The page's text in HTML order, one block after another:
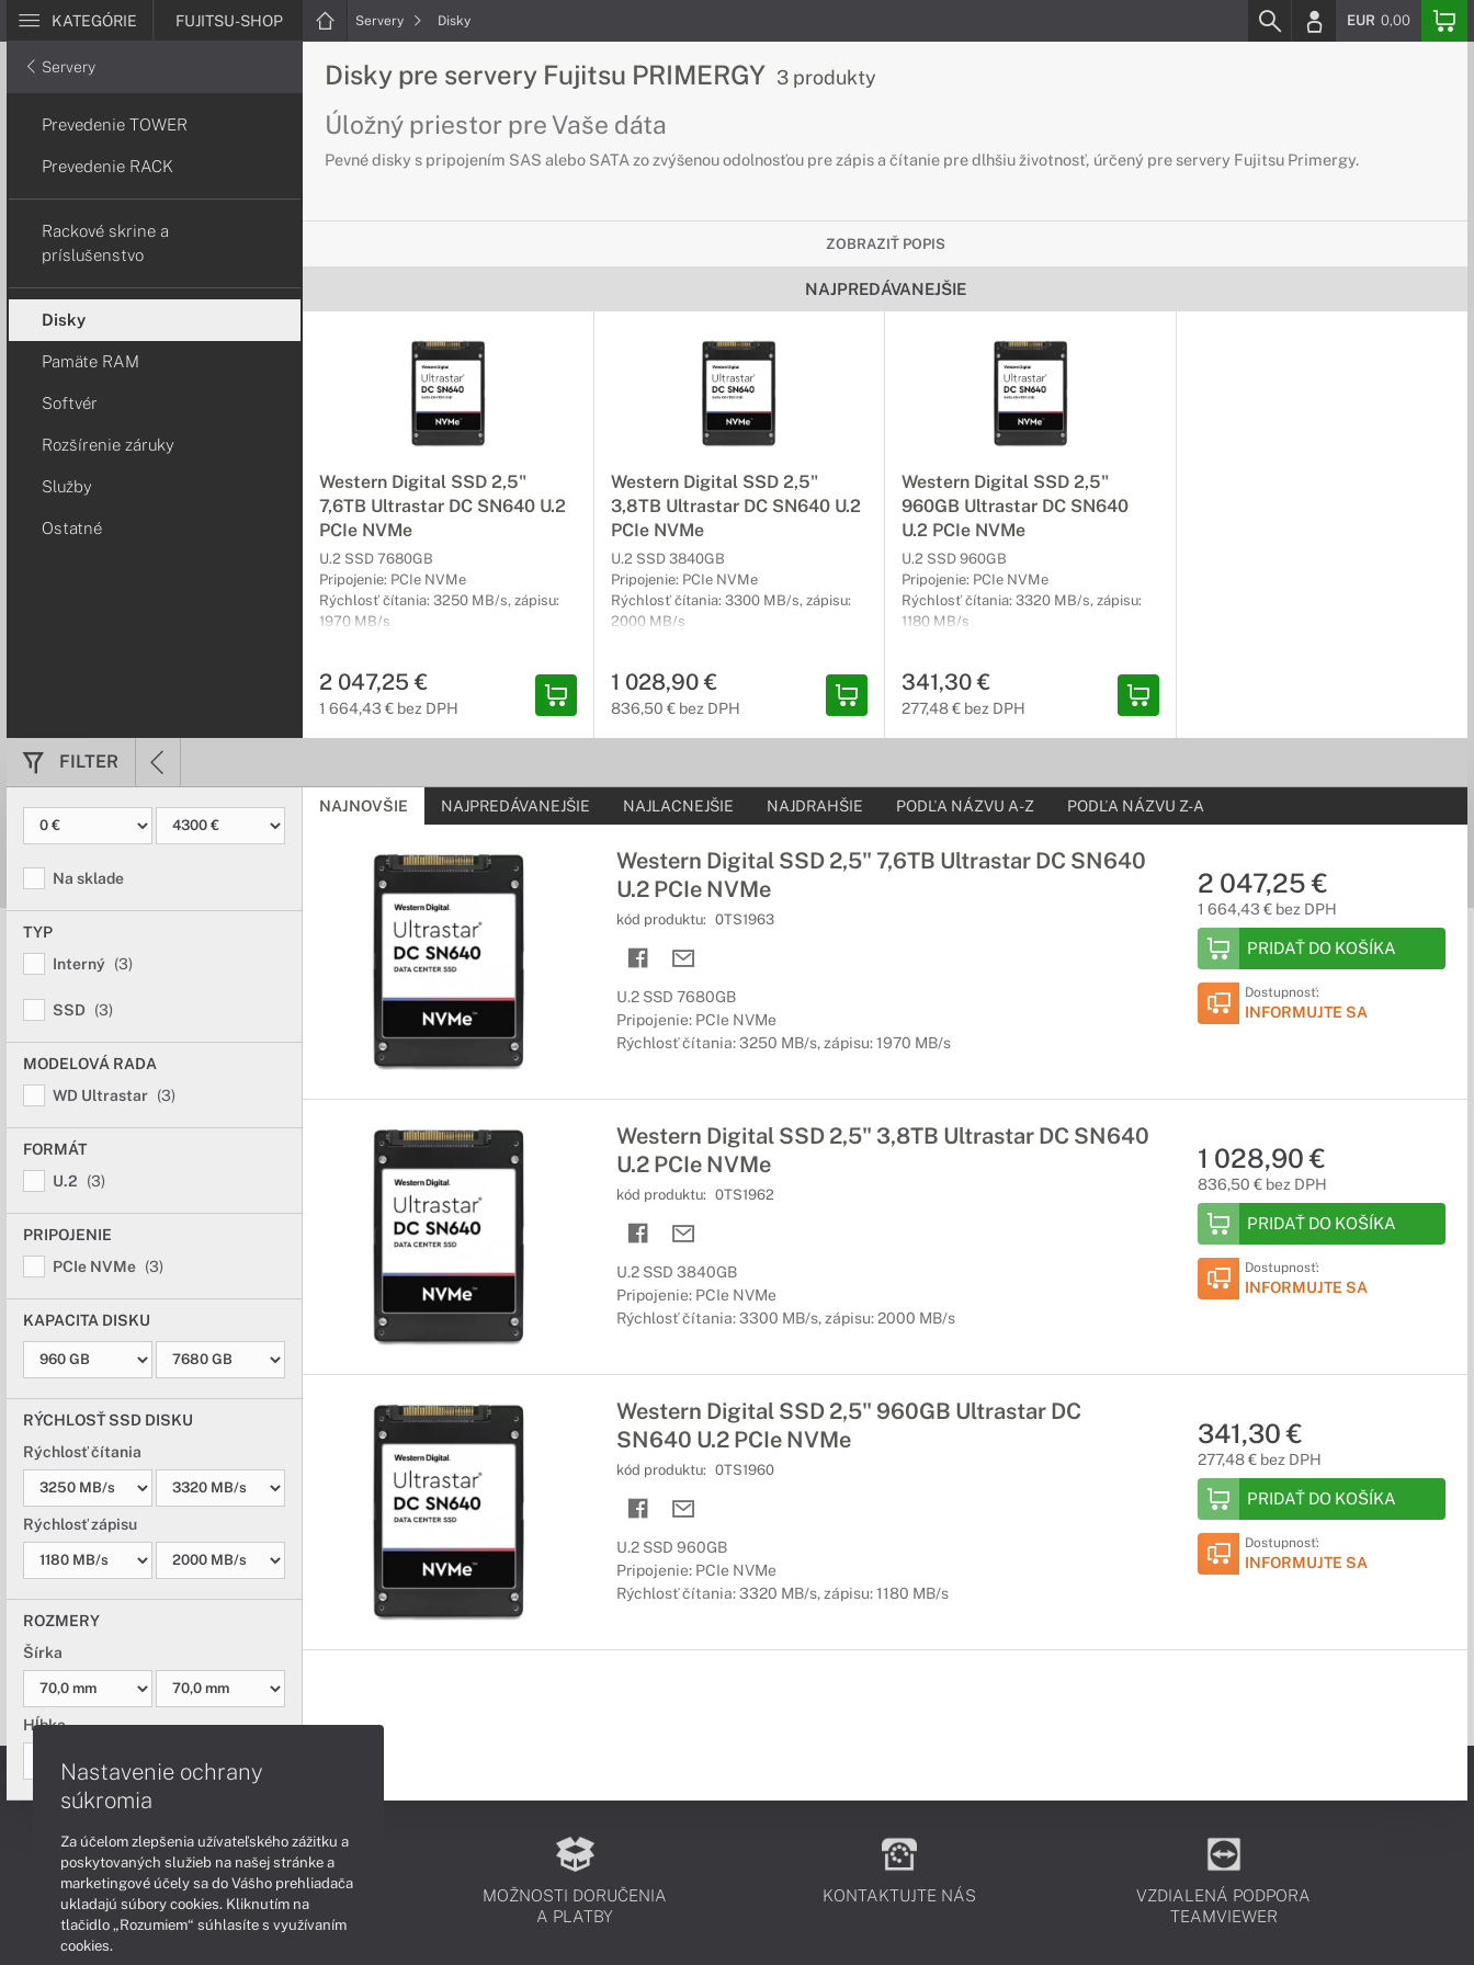
KATEGÓRIE FUJITSU-SHOP Servery Disky EUR 0,00
Servery
Prevedenie TOWER
Prevedenie RACK
Rackové skrine a
príslušenstvo
Disky
Pamäte RAM
Softvér
Rozšírenie záruky
Služby
Ostatné
Disky pre servery Fujitsu PRIMERGY 3 produkty
Úložný priestor pre Vaše dáta
Pevné disky s pripojením SAS alebo SATA zo zvýšenou odolnosťou pre zápis a čítanie pre dlhšiu životnosť, úrčený pre servery Fujitsu Primergy.
ZOBRAZIŤ POPIS
NAJPREDÁVANEJŠIE
Western Digital SSD 2,5"
7,6TB Ultrastar DC SN640 U.2
PCIe NVMe
U.2 SSD 7680GB
Pripojenie: PCIe NVMe
Rýchlosť čítania: 3250 MB/s, zápisu:
1970 MB/s
2 047,25 €
1 664,43 € bez DPH
Western Digital SSD 2,5"
3,8TB Ultrastar DC SN640 U.2
PCIe NVMe
U.2 SSD 3840GB
Pripojenie: PCIe NVMe
Rýchlosť čítania: 3300 MB/s, zápisu:
2000 MB/s
1 028,90 €
836,50 € bez DPH
Western Digital SSD 2,5"
960GB Ultrastar DC SN640
U.2 PCIe NVMe
U.2 SSD 960GB
Pripojenie: PCIe NVMe
Rýchlosť čítania: 3320 MB/s, zápisu:
1180 MB/s
341,30 €
277,48 € bez DPH
FILTER
Na sklade
TYP
Interný (3)
SSD (3)
MODELOVÁ RADA
WD Ultrastar (3)
FORMÁT
U.2
(3)
PRIPOJENIE
PCIe NVMe (3)
KAPACITA DISKU
RÝCHLOSŤ SSD DISKU
Rýchlosť čítania
Rýchlosť zápisu
ROZMERY
Šírka
Hĺbka
NAJNOVŠIE NAJPREDÁVANEJŠIE NAJLACNEJŠIE NAJDRAHŠIE PODĽA NÁZVU A-Z PODĽA NÁZVU Z-A
Western Digital SSD 2,5" 7,6TB Ultrastar DC SN640
U.2 PCIe NVMe
kód produktu: 0TS1963
U.2 SSD 7680GB
Pripojenie: PCIe NVMe
Rýchlosť čítania: 3250 MB/s, zápisu: 1970 MB/s
2 047,25 €
1 664,43 € bez DPH
PRIDAŤ DO KOŠÍKA
Dostupnosť:
INFORMUJTE SA
Western Digital SSD 2,5" 3,8TB Ultrastar DC SN640
U.2 PCIe NVMe
kód produktu: 0TS1962
U.2 SSD 3840GB
Pripojenie: PCIe NVMe
Rýchlosť čítania: 3300 MB/s, zápisu: 2000 MB/s
1 028,90 €
836,50 € bez DPH
PRIDAŤ DO KOŠÍKA
Dostupnosť:
INFORMUJTE SA
Western Digital SSD 2,5" 960GB Ultrastar DC
SN640 U.2 PCIe NVMe
kód produktu: 0TS1960
U.2 SSD 960GB
Pripojenie: PCIe NVMe
Rýchlosť čítania: 3320 MB/s, zápisu: 1180 MB/s
341,30 €
277,48 € bez DPH
PRIDAŤ DO KOŠÍKA
Dostupnosť:
INFORMUJTE SA
PODPORA A SERVIS
MOŽNOSTI DORUČENIA
A PLATBY
KONTAKTUJTE NÁS
VZDIALENÁ PODPORA
TEAMVIEWER
Nastavenie ochrany
súkromia
Za účelom zlepšenia užívateľského zážitku a
poskytovaných služieb na našej stránke a
marketingové účely sa do Vášho prehliadača
ukladajú súbory cookies. Kliknutím na
tlačidlo „Rozumiem“ súhlasíte s využívaním
cookies.